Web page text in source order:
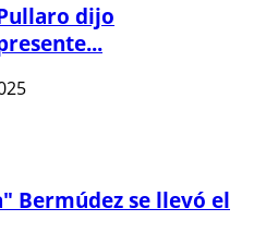
dijo
Bermúdez se llevó el